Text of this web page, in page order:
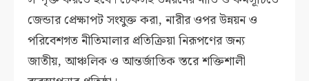
জেন্ডার প্রেক্ষাপট সংযুক্ত করা, নারীর ওপর উন্নয়ন ও
পরিবেশগত নীতিমালার প্রতিক্রিয়া নিরূপণের জন্য
জাতীয়, আঞ্চলিক ও আন্তর্জাতিক স্তরে শক্তিশালী